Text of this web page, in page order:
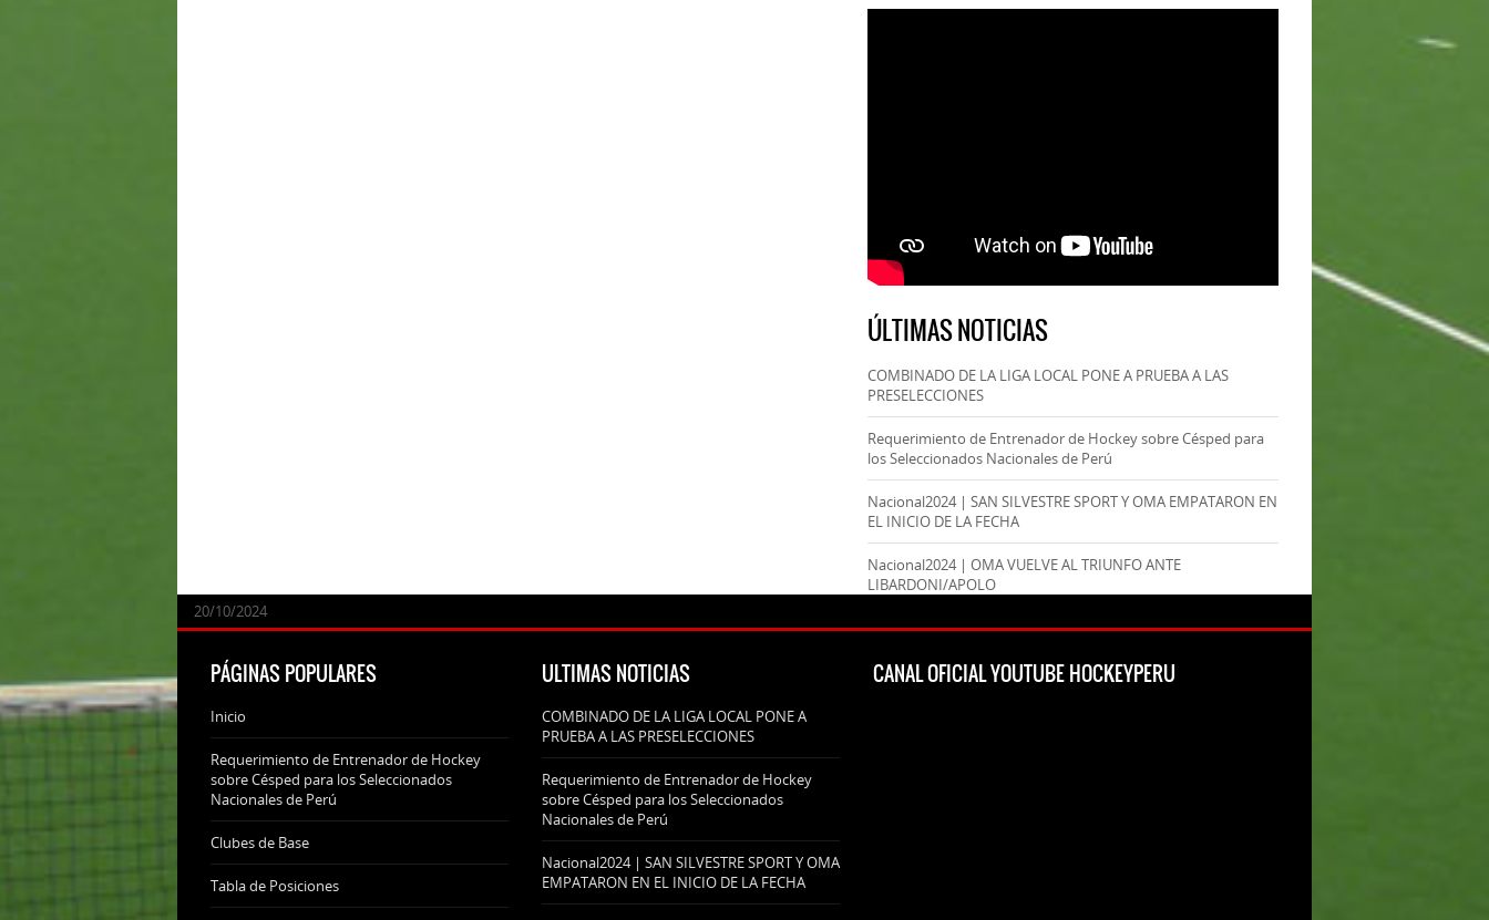
ÚLTIMAS NOTICIAS
COMBINADO DE LA LIGA LOCAL PONE A PRUEBA A LAS
PRESELECCIONES
24/09/2025
Requerimiento de Entrenador de Hockey sobre Césped para
los Seleccionados Nacionales de Perú
07/11/2024
Nacional2024 | SAN SILVESTRE SPORT Y OMA EMPATARON EN
EL INICIO DE LA FECHA
20/10/2024
Nacional2024 | OMA VUELVE AL TRIUNFO ANTE
LIBARDONI/APOLO
20/10/2024
PÁGINAS POPULARES
Inicio
Requerimiento de Entrenador de Hockey
sobre Césped para los Seleccionados
Nacionales de Perú
Clubes de Base
Tabla de Posiciones
ULTIMAS NOTICIAS
COMBINADO DE LA LIGA LOCAL PONE A
PRUEBA A LAS PRESELECCIONES
Requerimiento de Entrenador de Hockey
sobre Césped para los Seleccionados
Nacionales de Perú
Nacional2024 | SAN SILVESTRE SPORT Y OMA
EMPATARON EN EL INICIO DE LA FECHA
CANAL OFICIAL YOUTUBE HOCKEYPERU